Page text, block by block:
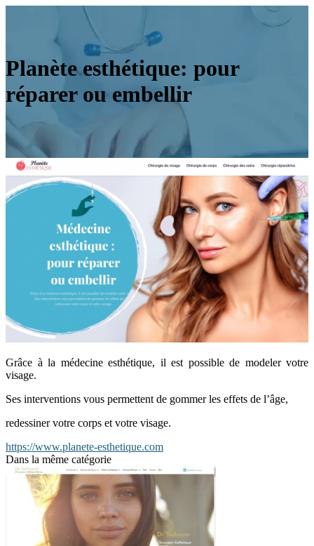
Planète esthétique: pour
réparer ou embellir
Grâce à la médecine esthétique, il est possible de modeler votre
visage.
Ses interventions vous permettent de gommer les effets de l’âge,
redessiner votre corps et votre visage.
https://www.planete-esthetique.com
Dans la même catégorie